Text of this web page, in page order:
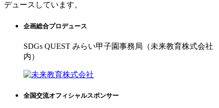
デュースしています。
企画総合プロデュース
SDGs QUEST みらい甲子園事務局（未来教育株式会社
内）
全国交流オフィシャルスポンサー